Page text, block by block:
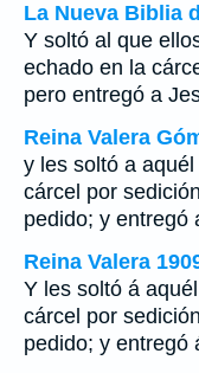
La Nueva Biblia
Y soltó al que
echado en la
pero entregó a
Reina Valera
y les soltó a
cárcel por
pedido; y entregó
Reina Valera
Y les soltó á
cárcel por
pedido; y entregó